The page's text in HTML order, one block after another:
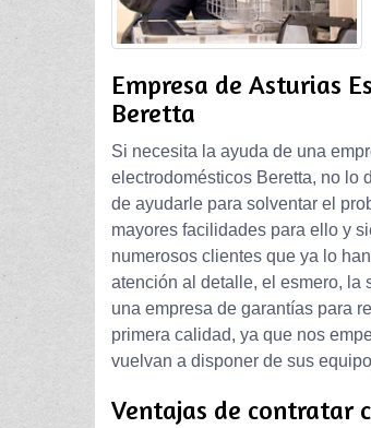
Empresa de Asturias
Beretta
Si necesita la ayuda de una
electrodomésticos Beretta, no lo
de ayudarle para solventar el
mayores facilidades para ello y
numerosos clientes que ya lo
atención al detalle, el esmero, la
una empresa de garantías para
primera calidad, ya que nos
vuelvan a disponer de sus
Ventajas de contratar